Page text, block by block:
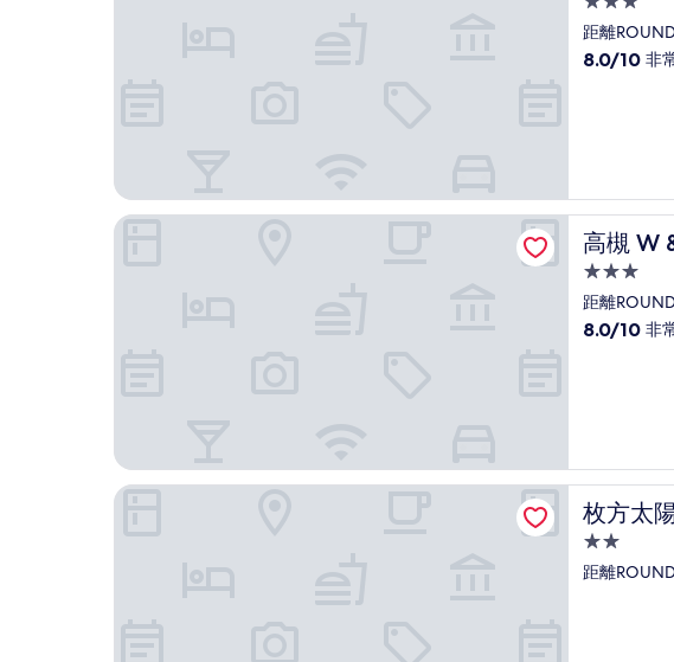
評
論)
星
級
距離
8.0
常
好，
(4
則
評
論)
8.0/10 非
高槻 W
高槻 W &
3.0
星
級
距離
8.0
常
好，
(12
則
評
論)
8.0/10 非
高槻 W & M 飯店
枚方太
枚方太陽
2.0
星
距離
枚方太陽廣場飯店